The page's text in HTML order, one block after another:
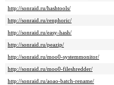
http://sonraid.ru/hashtools/
http://sonraid.ru/renphoric/
http://sonraid.ru/easy-hash/
http://sonraid.ru/peazip/
http://sonraid.ru/moo0-systemmonitor/
http://sonraid.ru/moo0-fileshredder/
http://sonraid.ru/aoao-batch-rename/